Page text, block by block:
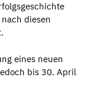
diesen
eines neuen
bis 30. April